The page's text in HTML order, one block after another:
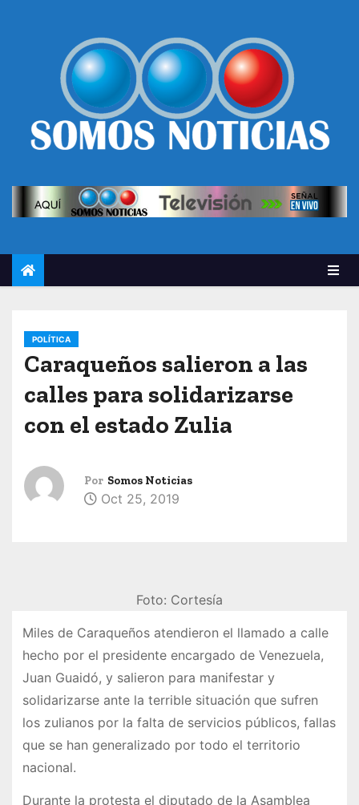
POLÍTICA
Caraqueños salieron a las
calles para solidarizarse
con el estado Zulia
Por Somos Noticias
Oct 25, 2019
Foto: Cortesía
Miles de Caraqueños atendieron el llamado a calle
hecho por el presidente encargado de Venezuela,
Juan Guaidó, y salieron para manifestar y
solidarizarse ante la terrible situación que sufren
los zulianos por la falta de servicios públicos, fallas
que se han generalizado por todo el territorio
nacional.
Durante la protesta el diputado de la Asamblea